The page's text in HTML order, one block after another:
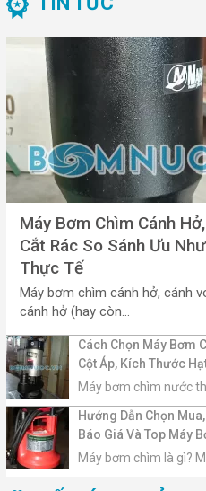
Máy Bơm Chìm Cánh
Cắt Rác So Sánh Ưu
Thực Tế
Máy bơm chìm cánh hở, cánh
cánh hở (hay còn...
Cách Chọn Máy Bơm
Cột Áp, Kích Thước
Máy bơm chìm nước
Hướng Dẫn Chọn
Báo Giá Và Top Máy
Máy bơm chìm là gì?